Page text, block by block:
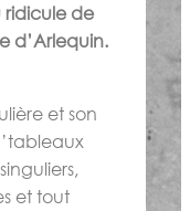
ridicule de
d’Arlequin.
et son
et tout